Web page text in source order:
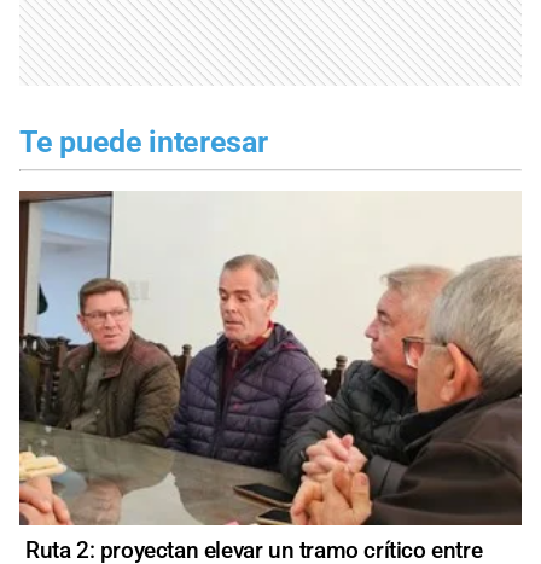
Te puede interesar
Ruta 2: proyectan elevar un tramo crítico entre